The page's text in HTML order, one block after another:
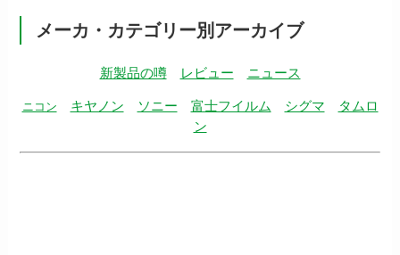
メーカ・カテゴリー別アーカイブ
新製品の噂 レビュー ニュース
ニコン キヤノン ソニー 富士フイルム シグマ
タムロ
ン